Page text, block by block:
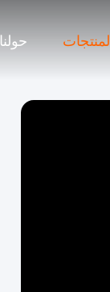
المنتجات حولنا